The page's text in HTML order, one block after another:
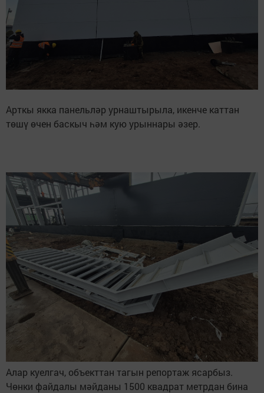
Арткы якка панельләр урнаштырыла, икенче каттан
төшү өчен баскыч һәм кую урыннары әзер.
Алар куелгач, объекттан тагын репортаж ясарбыз.
Чөнки файдалы мәйданы 1500 квадрат метрдан бина